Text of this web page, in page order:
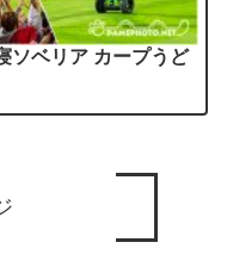
ソベリア カープうど